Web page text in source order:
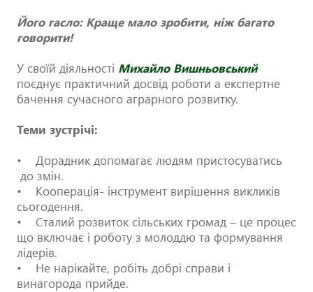
Його гаcло: Краще мало зробити, ніж багато
говорити!
У своїй діяльності Михайло Вишньовський
поєднує практичний досвід роботи а експертне
бачення сучасного аграрного розвитку.
Теми зустрічі:
• Дорадник допомагає людям пристосуватись
до змін.
• Кооперація- інструмент вирішення викликів
сьогодення.
• Сталий розвиток сільських громад – це процес
що включає і роботу з молоддю та формування
лідерів.
• Не нарікайте, робіть добрі справи і
винагорода прийде.